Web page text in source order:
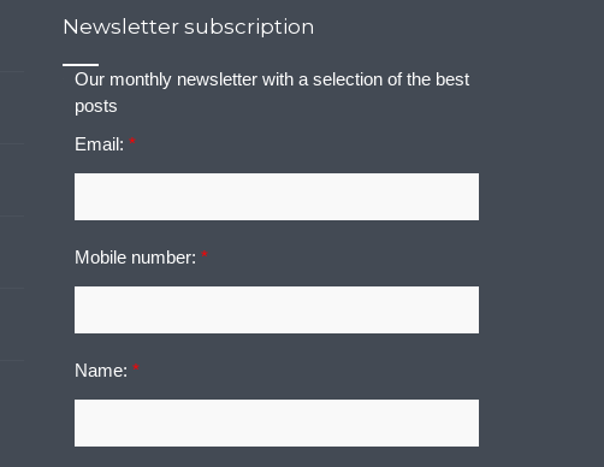
Newsletter subscription
Our monthly newsletter with a selection of the best
posts
Email: *
Mobile number: *
Name: *